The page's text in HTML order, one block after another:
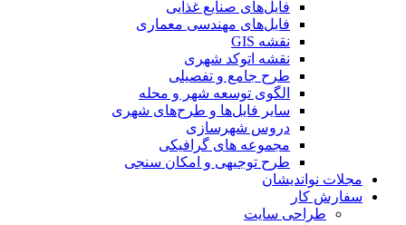
فایل‌های صنایع غذایی
فایل‌های مهندسی معماری
نقشه GIS
نقشه اتوکد شهری
طرح جامع و تفصیلی
الگوی توسعه شهر و محله
سایر فایل‌ها و طرح‌های شهری
دروس شهرسازی
مجموعه های گرافیکی
طرح توجیهی و امکان سنجی
مجلات نواندیشان
سفارش کار
طراحی سایت